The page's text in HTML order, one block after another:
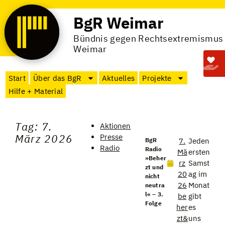
BgR Weimar
Bündnis gegen Rechtsextremismus
Weimar
Start Über das BgR Aktuelles
Projekte
Hilfe + Material
Tag: 7.
März 2026
Aktionen
Presse
Radio
BgR
Radio
»Beher
zt und
nicht
neutra
l« – 3.
Folge
7.
Mä
rz
20
26
be
her
zt&
Jeden
ersten
Samst
ag im
Monat
gibt
es
uns